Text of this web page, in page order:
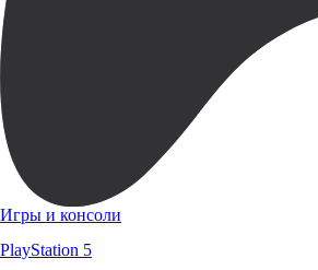
Игры и консоли
PlayStation 5